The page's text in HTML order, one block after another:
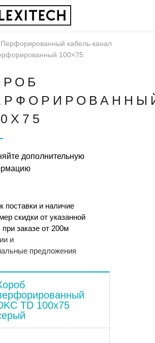
Перфорированный кабель-канал
100×75
дополнительную
поставки и наличие
скидки от указанной
заказе от 200м
и
предложения
TD 100x75